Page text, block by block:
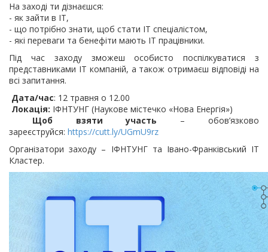
На заході ти дізнаєшся:
- як зайти в ІТ,
- що потрібно знати, щоб стати ІТ спеціалістом,
- які переваги та бенефіти мають ІТ працівники.
Під час заходу зможеш особисто поспілкуватися з
представниками ІТ компаній, а також отримаєш відповіді на
всі запитання.
Дата/час: 12 травня о 12.00
Локація: ІФНТУНГ (Наукове містечко «Нова Енергія»)
Щоб взяти участь – обов’язково
зареєструйся: https://cutt.ly/UGmU9rz
Організатори заходу – ІФНТУНГ та Івано-Франківський ІТ
Кластер.